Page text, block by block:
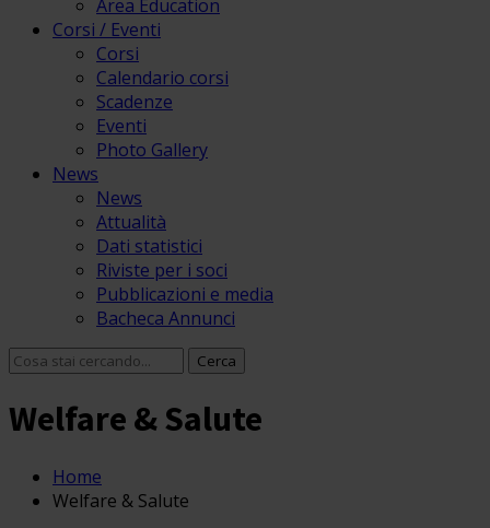
Area Education
Corsi / Eventi
Corsi
Calendario corsi
Scadenze
Eventi
Photo Gallery
News
News
Attualità
Dati statistici
Riviste per i soci
Pubblicazioni e media
Bacheca Annunci
Welfare & Salute
Home
Welfare & Salute